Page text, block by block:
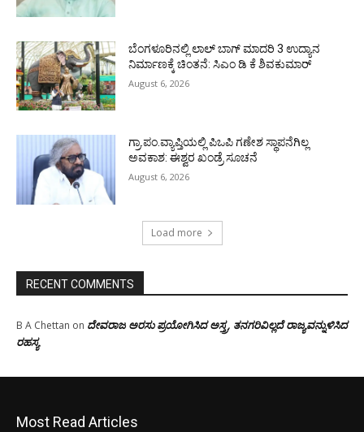
ಬೆಂಗಳೂರಿನಲ್ಲಿ ಲಾಲ್ ಬಾಗ್ ಮಾದರಿ 3 ಉದ್ಯಾನ
ನಿರ್ಮಾಣಕ್ಕೆ ಚಿಂತನೆ: ಸಿಎಂ ಡಿ ಕೆ ಶಿವಕುಮಾರ್
August 6, 2026
ಗ್ರಾ.ಪಂ.ವ್ಯಾಪ್ತಿಯಲ್ಲಿ ಪಿಒಪಿ ಗಣೇಶ ಸ್ಥಾಪನೆಗಿಲ್ಲ
ಅವಕಾಶ: ಈಶ್ವರ ಖಂಡ್ರೆ ಸೂಚನೆ
August 6, 2026
Load more
RECENT COMMENTS
B A Chettan on ದೇವರಾಜ ಅರಸು ಪ್ರಯೋಗಿಸಿದ ಅಸ್ತ್ರ, ತನಗರಿವಿಲ್ಲದೆ ರಾಜ್ಯವನ್ನುಳಿಸಿದ
ರಹಸ್ಯ
Most Read Articles